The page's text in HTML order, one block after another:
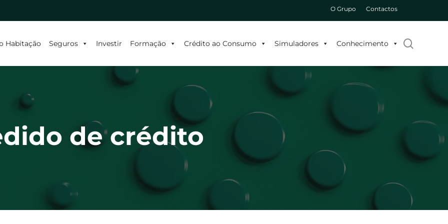
O Grupo Contactos
Habitação Seguros Investir Formação Crédito ao Consumo Simuladores Conhecimento
de crédito